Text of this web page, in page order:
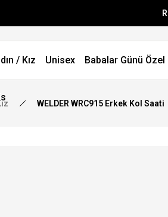
/ Kız Unisex Babalar Günü Özel
WELDER WRC915 Erkek Kol Saati